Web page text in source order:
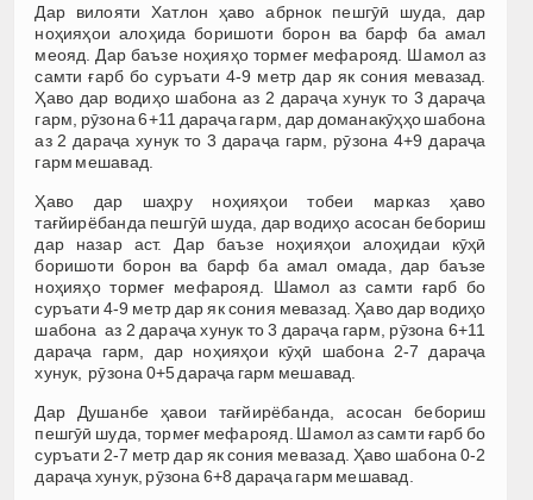
Дар вилояти Хатлон ҳаво абрнок пешгӯӣ шуда, дар
ноҳияҳои алоҳида боришоти борон ва барф ба амал
меояд. Дар баъзе ноҳияҳо тормеғ мефарояд. Шамол аз
самти ғарб бо суръати 4-9 метр дар як сония мевазад.
Ҳаво дар водиҳо шабона аз 2 дараҷа хунук то 3 дараҷа
гарм, рӯзона 6+11 дараҷа гарм, дар доманакӯҳҳо шабона
аз 2 дараҷа хунук то 3 дараҷа гарм, рӯзона 4+9 дараҷа
гарм мешавад.
Ҳаво дар шаҳру ноҳияҳои тобеи марказ ҳаво
тағйирёбанда пешгӯӣ шуда, дар водиҳо асосан бебориш
дар назар аст. Дар баъзе ноҳияҳои алоҳидаи кӯҳӣ
боришоти борон ва барф ба амал омада, дар баъзе
ноҳияҳо тормеғ мефарояд. Шамол аз самти ғарб бо
суръати 4-9 метр дар як сония мевазад. Ҳаво дар водиҳо
шабона аз 2 дараҷа хунук то 3 дараҷа гарм, рӯзона 6+11
дараҷа гарм, дар ноҳияҳои кӯҳӣ шабона 2-7 дараҷа
хунук, рӯзона 0+5 дараҷа гарм мешавад.
Дар Душанбе ҳавои тағйирёбанда, асосан бебориш
пешгӯӣ шуда, тормеғ мефарояд. Шамол аз самти ғарб бо
суръати 2-7 метр дар як сония мевазад. Ҳаво шабона 0-2
дараҷа хунук, рӯзона 6+8 дараҷа гарм мешавад.